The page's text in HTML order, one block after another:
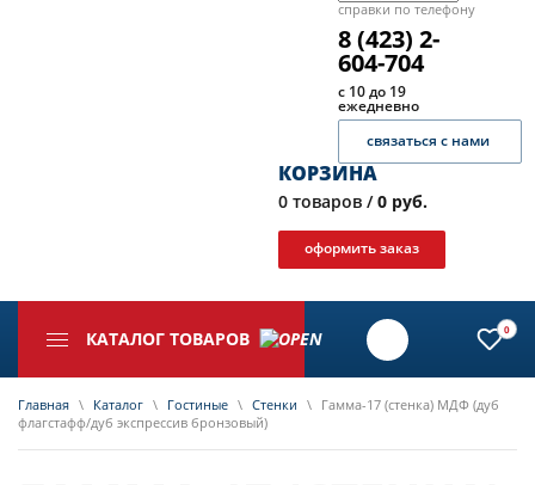
справки по телефону
8 (423) 2-
604-704
с 10 до 19
ежедневно
связаться с нами
КОРЗИНА
0 товаров / 0 руб.
оформить заказ
КАТАЛОГ ТОВАРОВ 0
Главная \ Каталог \ Гостиные \ Стенки \ Гамма-17 (стенка) МДФ (дуб
флагстафф/дуб экспрессив бронзовый)